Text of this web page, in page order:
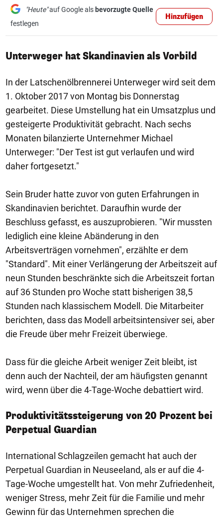
"Heute"auf Google als bevorzugte Quelle
festlegen
Hinzufügen
Unterweger hat Skandinavien als Vorbild
In der Latschenölbrennerei Unterweger wird seit dem
1. Oktober 2017 von Montag bis Donnerstag
gearbeitet. Diese Umstellung hat ein Umsatzplus und
gesteigerte Produktivität gebracht. Nach sechs
Monaten bilanzierte Unternehmer Michael
Unterweger: "Der Test ist gut verlaufen und wird
daher fortgesetzt."
Sein Bruder hatte zuvor von guten Erfahrungen in
Skandinavien berichtet. Daraufhin wurde der
Beschluss gefasst, es auszuprobieren. "Wir mussten
lediglich eine kleine Abänderung in den
Arbeitsverträgen vornehmen", erzählte er dem
"Standard". Mit einer Verlängerung der Arbeitszeit auf
neun Stunden beschränkte sich die Arbeitszeit fortan
auf 36 Stunden pro Woche statt bisherigen 38,5
Stunden nach klassischem Modell. Die Mitarbeiter
berichten, dass das Modell arbeitsintensiver sei, aber
die Freude über mehr Freizeit überwiege.
Dass für die gleiche Arbeit weniger Zeit bleibt, ist
denn auch der Nachteil, der am häufigsten genannt
wird, wenn über die 4-Tage-Woche debattiert wird.
Produktivitätssteigerung von 20 Prozent bei
Perpetual Guardian
International Schlagzeilen gemacht hat auch der
Perpetual Guardian in Neuseeland, als er auf die 4-
Tage-Woche umgestellt hat. Von mehr Zufriedenheit,
weniger Stress, mehr Zeit für die Familie und mehr
Gewinn für das Unternehmen sprechen die